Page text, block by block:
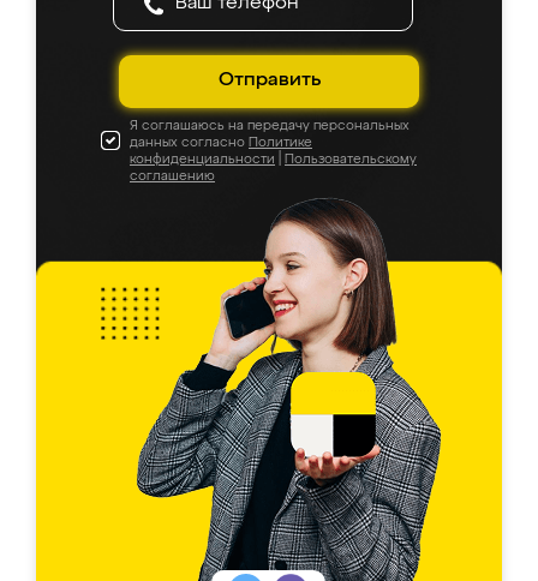
Отправить
Я соглашаюсь на передачу персональных
данных согласно Политике
конфиденциальности
Пользовательскому
соглашению